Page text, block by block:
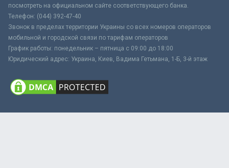
посмотреть на официальном сайте соответствующего банка.
Телефон: (044) 392-47-40
Звонок в пределах территории Украины со всех номеров операторов
мобильной и городской связи по тарифам операторов
График работы: понедельник – пятница с 09:00 до 18:00
Юридический адрес: Украина, Киев, Вадима Гетьмана, 1-Б, 3-й этаж